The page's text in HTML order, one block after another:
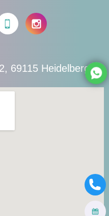
69115 Heidelberg